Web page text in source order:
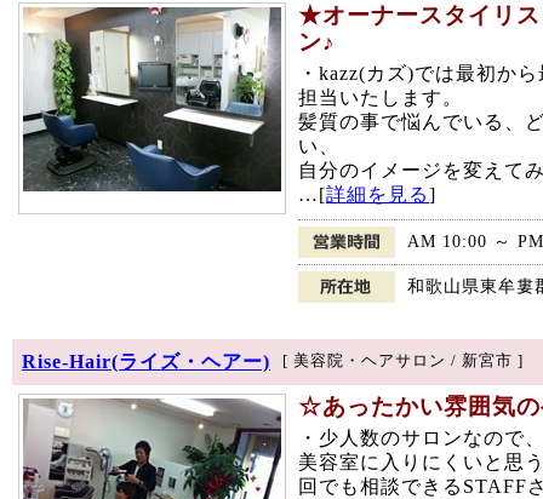
★オーナースタイリ
ン♪
・kazz(カズ)では最初か
担当いたします。
髪質の事で悩んでいる、
い、
自分のイメージを変えて
…[詳細を見る]
AM 10:00 ～
和歌山県東牟婁
Rise-Hair(ライズ・ヘアー) [ 美容院・ヘアサロン / 新宮市 ]
☆あったかい雰囲気
・少人数のサロンなので
美容室に入りにくいと思
回でも相談できるSTAFF